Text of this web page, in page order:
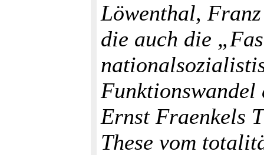
Löwenthal,
die auch die
Ernst Fraenkels
These vom